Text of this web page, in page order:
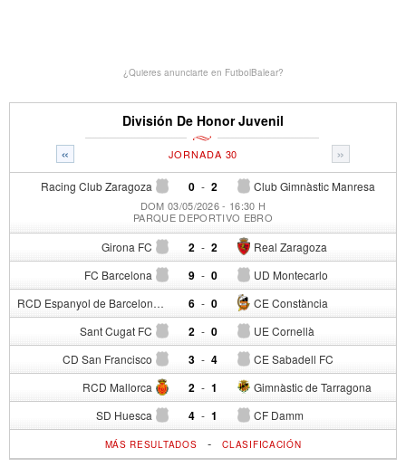
¿Quieres anunciarte en FutbolBalear?
División De Honor Juvenil
« »
JORNADA 30
Racing Club Zaragoza 0 - Club Gimnàstic Manresa
2
DOM 03/05/2026 - 16:30 H
PARQUE DEPORTIVO EBRO
Girona FC 2 - Real Zaragoza
2
FC Barcelona 9 - UD Montecarlo
0
RCD Espanyol de Barcelona 6 - CE Constància
0
Sant Cugat FC 2 - UE Cornellà
0
CD San Francisco 3 - CE Sabadell FC
4
RCD Mallorca 2 - Gimnàstic de Tarragona
1
SD Huesca 4 - CF Damm
1
MÁS RESULTADOS -CLASIFICACIÓN